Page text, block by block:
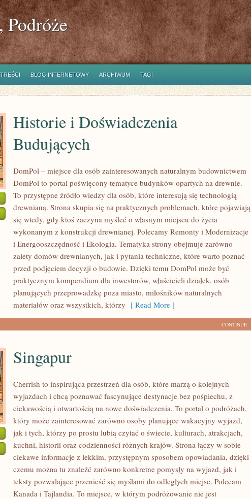
Podróże
BLOG INTERNETOWY ARCHIWUM TAGI
Historie i Doświadczenia
Budujących
DomPol – miejsce dla osób zainteresowanych naturalnym budownictwem
DomPol to portal poświęcony tematyce budynków opartych na drewnie.
To przystępne źródło wiedzy dla osób, które interesują się technologią
drewnianą. Strona skupia się na praktycznych problemach, które pojawiają
się wtedy, gdy ktoś zaczyna myśleć o własnym miejscu do życia
wykonanym z konstrukcji drewnianej. Polecamy Remonty i Modernizacje
i Energooszczędność i Ekologia. Tematyka strony obejmuje zarówno
zalety domów drewnianych, jak i pytania techniczne, które warto poznać
przed podjęciem decyzji o budowie. Dzięki temu DomPol może być
praktycznym kompendium dla inwestorów, właścicieli działek, osób
planujących przeprowadzkę poza miasto, miłośników naturalnych
materiałów oraz wszystkich, którzy [ Read More ]
CONTINUE
Singapur
Cherrish to inspirująca przestrzeń dla osób, które marzą o kolejnych
wyjazdach i chcą poznawać fascynujące destynacje bez pośpiechu, z
ciekawością i otwartością na nowe doświadczenia. To portal o podróżach,
który może zainteresować zarówno osoby planujące wakacyjny wyjazd,
jak i tych, którzy po prostu lubią czytać o świecie, kulturach, atrakcjach,
kuchni, historii oraz codzienności różnych krajów. Strona łączy w sobie
ciekawe informacje z lekkim, przystępnym sposobem opowiadania, dzięki
czemu można tu znaleźć zarówno konkretne pomysły na wyjazd, jak i
teksty pozwalające przenieść się myślami do odległych miejsc. Polecam
Kanada i Tajlandia. To miejsce, w którym podróżowanie nie jest